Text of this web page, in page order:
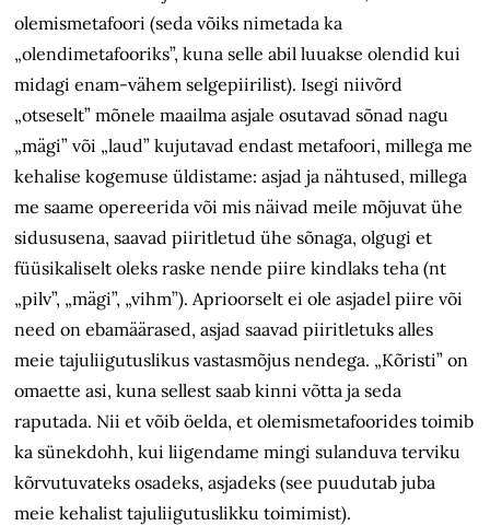
olemismetafoori (seda võiks nimetada ka
„olendimetafooriks”, kuna selle abil luuakse olendid kui
midagi enam-vähem selgepiirilist). Isegi niivõrd
„otseselt” mõnele maailma asjale osutavad sõnad nagu
„mägi” või „laud” kujutavad endast metafoori, millega me
kehalise kogemuse üldistame: asjad ja nähtused, millega
me saame opereerida või mis näivad meile mõjuvat ühe
sidususena, saavad piiritletud ühe sõnaga, olgugi et
füüsikaliselt oleks raske nende piire kindlaks teha (nt
„pilv”, „mägi”, „vihm”). Aprioorselt ei ole asjadel piire või
need on ebamäärased, asjad saavad piiritletuks alles
meie tajuliigutuslikus vastasmõjus nendega. „Kõristi” on
omaette asi, kuna sellest saab kinni võtta ja seda
raputada. Nii et võib öelda, et olemismetafoorides toimib
ka sünekdohh, kui liigendame mingi sulanduva terviku
kõrvutuvateks osadeks, asjadeks (see puudutab juba
meie kehalist tajuliigutuslikku toimimist).